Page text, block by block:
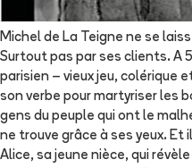
Michel de La Teigne ne se
Surtout pas par ses clients. A
parisien – vieux jeu, colérique
son verbe pour martyriser les
gens du peuple qui ont le
ne trouve grâce à ses yeux. Et
Alice, sa jeune nièce, qui